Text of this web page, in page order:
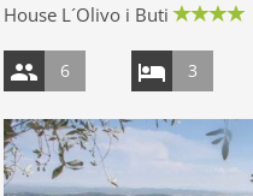
House L´Olivo i Buti
6 3